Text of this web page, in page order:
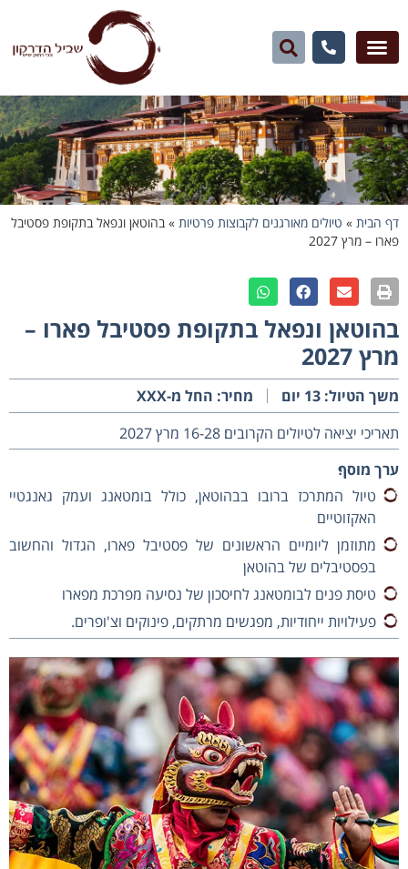
דף הבית » טיולים מאורגנים לקבוצות פרטיות » בהוטאן ונפאל בתקופת פסטיבל
פארו – מרץ 2027
בהוטאן ונפאל בתקופת פסטיבל פארו –
מרץ 2027
משך הטיול: 13 יום
מחיר: החל מ-XXX
תאריכי יציאה לטיולים הקרובים׃ 16-28 מרץ 2027
ערך מוסף׃
טיול המתרכז ברובו בבהוטאן, כולל בומטאנג ועמק גאנגטיי
האקזוטיים
מתוזמן ליומיים הראשונים של פסטיבל פארו, הגדול והחשוב
בפסטיבלים של בהוטאן
טיסת פנים לבומטאנג לחיסכון של נסיעה מפרכת מפארו
פעילויות ייחודיות, מפגשים מרתקים, פינוקים וצ'ופרים.